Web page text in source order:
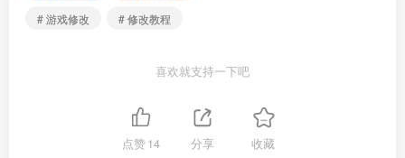
# 游戏修改
# 修改教程
喜欢就支持一下吧
点赞14 分享 收藏